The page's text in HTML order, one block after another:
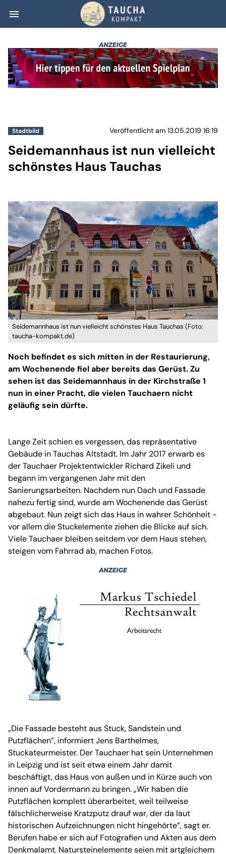
menu Seidemannhaus
Stadtbild Veröffentlicht am 13.05.2019 16:19
Seidemannhaus ist nun vielleicht
schönstes Haus Tauchas
Seidemannhaus ist nun vielleicht schönstes Haus Tauchas (Foto:
taucha-kompakt.de)
Noch befindet es sich mitten in der Restaurierung,
am Wochenende fiel aber bereits das Gerüst. Zu
sehen ist das Seidemannhaus in der Kirchstraße 1
nun in einer Pracht, die vielen Tauchaern nicht
geläufig sein dürfte.
Lange Zeit schien es vergessen, das repräsentative
Gebäude in Tauchas Altstadt. Im Jahr 2017 erwarb es
der Tauchaer Projektentwickler Richard Zikeli und
begann im vergangenen Jahr mit den
Sanierungsarbeiten. Nachdem nun Dach und Fassade
nahezu fertig sind, wurde am Wochenende das Gerüst
abgebaut. Nun zeigt sich das Haus in wahrer Schönheit -
vor allem die Stuckelemente ziehen die Blicke auf sich.
Viele Tauchaer bleiben seitdem vor dem Haus stehen,
steigen vom Fahrrad ab, machen Fotos.
„Die Fassade besteht aus Stuck, Sandstein und
Putzflächen”, informiert Jens Barthelmes,
Stuckateurmeister. Der Tauchaer hat sein Unternehmen
in Leipzig und ist seit etwa einem Jahr damit
beschäftigt, das Haus von außen und in Kürze auch von
innen auf Vordermann zu bringen. „Wir haben die
Putzflächen komplett überarbeitet, weil teilweise
fälschlicherweise Kratzputz drauf war, der da laut
historischen Aufzeichnungen nicht hingehörte”, sagt er.
Berufen habe er sich auf Fotografien und Akten aus dem
Denkmalamt. Natursteinelemente seien mit artgleichem